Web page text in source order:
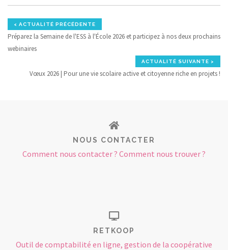
< ACTUALITÉ PRÉCÉDENTE
Préparez la Semaine de l'ESS à l'École 2026 et participez à nos deux prochains
webinaires
ACTUALITÉ SUIVANTE >
Vœux 2026 | Pour une vie scolaire active et citoyenne riche en projets !
NOUS CONTACTER
Comment nous contacter ? Comment nous trouver ?
RETKOOP
Outil de comptabilité en ligne, gestion de la coopérative